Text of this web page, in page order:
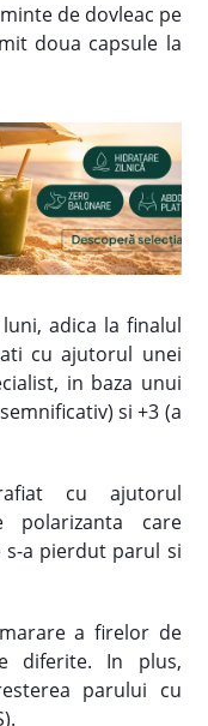
de dovleac pe
doua capsule la
adica la finalul
cu ajutorul unei
in baza unui
si +3 (a
cu ajutorul
polarizanta care
a pierdut parul si
a firelor de
diferite. In plus,
parului cu